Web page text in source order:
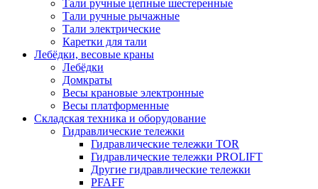
Тали ручные цепные шестеренные
Тали ручные рычажные
Тали электрические
Каретки для тали
Лебёдки, весовые краны
Лебёдки
Домкраты
Весы крановые электронные
Весы платформенные
Складская техника и оборудование
Гидравлические тележки
Гидравлические тележки TOR
Гидравлические тележки PROLIFT
Другие гидравлические тележки
PFAFF